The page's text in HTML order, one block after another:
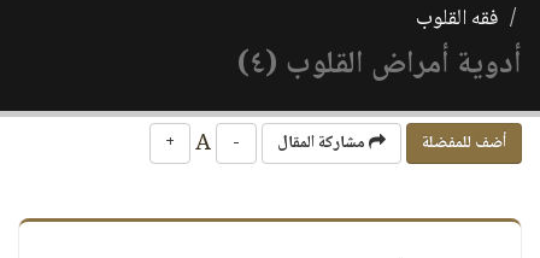
فقه القلوب
أدوية أمراض القلوب (٤)
أضف للمفضلة مشاركة المقال -
+